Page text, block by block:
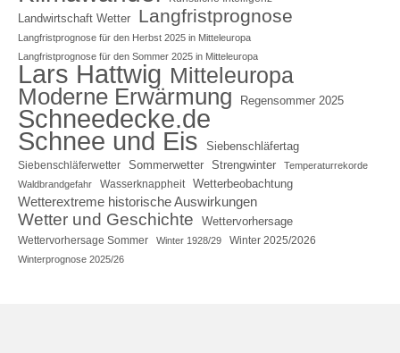
Landwirtschaft Wetter Langfristprognose
Langfristprognose für den Herbst 2025 in Mitteleuropa
Langfristprognose für den Sommer 2025 in Mitteleuropa
Lars Hattwig Mitteleuropa
Moderne Erwärmung Regensommer 2025
Schneedecke.de
Schnee und Eis Siebenschläfertag
Siebenschläferwetter Sommerwetter Strengwinter
Temperaturrekorde
Waldbrandgefahr
Wasserknappheit Wetterbeobachtung
Wetterextreme historische Auswirkungen
Wetter und Geschichte Wettervorhersage
Wettervorhersage Sommer Winter 1928/29 Winter 2025/2026
Winterprognose 2025/26